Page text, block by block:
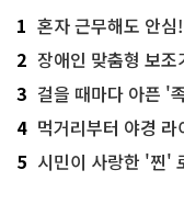
1 혼자 근무해도 안
2 장애인 맞춤형 보조
3 걸을 때마다 아픈 '족
4 먹거리부터 야경
5 시민이 사랑한 '찐'